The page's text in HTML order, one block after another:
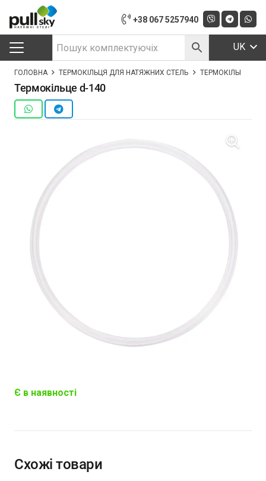
+38 067 5257940
UK
ГОЛОВНА ТЕРМОКІЛЬЦЯ ДЛЯ НАТЯЖНИХ СТЕЛЬ ТЕРМОКІЛЬЦЕ D-
Термокільце d-140
Є в наявності
Схожі товари